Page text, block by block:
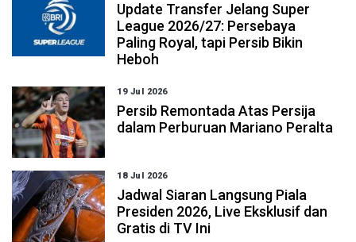
Update Transfer Jelang Super
League 2026/27: Persebaya
Paling Royal, tapi Persib Bikin
Heboh
19 Jul 2026
Persib Remontada Atas Persija
dalam Perburuan Mariano Peralta
18 Jul 2026
Jadwal Siaran Langsung Piala
Presiden 2026, Live Eksklusif dan
Gratis di TV Ini